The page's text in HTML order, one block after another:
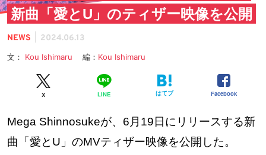
新曲「愛とU」のティザー映像を公開
NEWS 2024.06.13
文： Kou Ishimaru 編： Kou Ishimaru
X LINE はてブ Facebook
Mega Shinnosukeが、6月19日にリリースする新
曲「愛とU」のMVティザー映像を公開した。